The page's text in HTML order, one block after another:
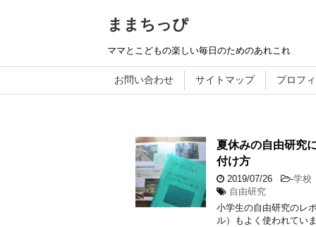
ままちっぴ
ママとこどもの楽しい毎日のためのあれこれ
お問い合わせ サイトマップ プロフ
夏休みの自由研究
付け方
2019/07/26 -学校
自由研究
小学生の自由研究のレ
ル）もよく使われてい